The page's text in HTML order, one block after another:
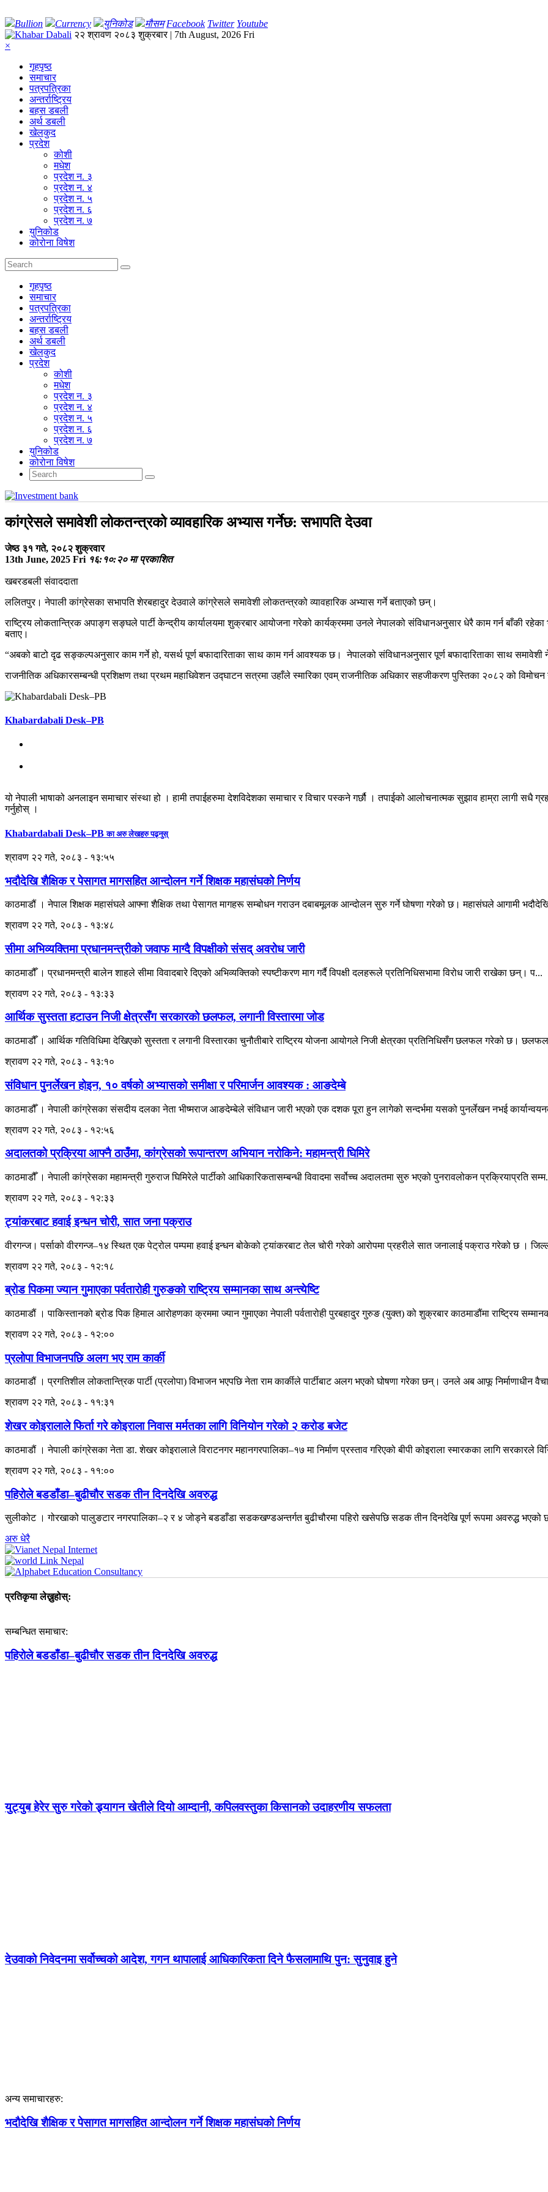
Bullion Currency युनिकोड मौसम Facebook Twitter Youtube
२२ श्रावण २०८३ शुक्रबार | 7th August, 2026 Fri
×
गृहपृष्‍ठ
समाचार
पत्रपत्रिका
अन्तर्राष्ट्रिय
बहस डबली
अर्थ डबली
खेलकुद
प्रदेश
कोशी
मधेश
प्रदेश न. ३
प्रदेश न. ४
प्रदेश न. ५
प्रदेश न. ६
प्रदेश न. ७
युनिकोड
कोरोना विषेश
गृहपृष्‍ठ
समाचार
पत्रपत्रिका
अन्तर्राष्ट्रिय
बहस डबली
अर्थ डबली
खेलकुद
प्रदेश
कोशी
मधेश
प्रदेश न. ३
प्रदेश न. ४
प्रदेश न. ५
प्रदेश न. ६
प्रदेश न. ७
युनिकोड
कोरोना विषेश
कांग्रेसले समावेशी लोकतन्त्रको व्यावहारिक अभ्यास गर्नेछ: सभापति देउवा
जेष्ठ ३१ गते, २०८२ शुक्रवार
13th June, 2025 Fri १६:१०:२० मा प्रकाशित
खबरडबली संवाददाता
ललितपुर। नेपाली कांग्रेसका सभापति शेरबहादुर देउवाले कांग्रेसले समावेशी लोकतन्त्रको व्यावहारिक अभ्यास गर्ने बताएको छन्।
राष्ट्रिय लोकतान्त्रिक अपाङ्ग सङ्घले पार्टी केन्द्रीय कार्यालयमा शुक्रबार आयोजना गरेको कार्यक्रममा उनले नेपालको संविधानअनुसार धेरै काम गर्न बाँकी
बताए।
“अबको बाटो दृढ सङ्कल्पअनुसार काम गर्ने हो, यसर्थ पूर्ण बफादारिताका साथ काम गर्न आवश्यक छ। नेपालको संविधानअनुसार पूर्ण बफादारिताका साथ समावेशी
राजनीतिक अधिकारसम्बन्धी प्रशिक्षण तथा प्रथम महाधिवेशन उद्घाटन सत्रमा उहाँले स्मारिका एवम् राजनीतिक अधिकार सहजीकरण पुस्तिका २०८२ को विमोचन
Khabardabali Desk–PB
यो नेपाली भाषाको अनलाइन समाचार संस्था हो । हामी तपाईहरुमा देशविदेशका समाचार र विचार पस्कने गर्छौ । तपाईको आलोचनात्मक सुझाव हाम्रा लागी सधै
गर्नुहोस् ।
Khabardabali Desk–PBका अरु लेखहरु पढ्नुस्
श्रावण २२ गते, २०८३ - १३:५५
भदौदेखि शैक्षिक र पेसागत मागसहित आन्दोलन गर्ने शिक्षक महासंघको निर्णय
काठमाडौं । नेपाल शिक्षक महासंघले आफ्ना शैक्षिक तथा पेसागत मागहरू सम्बोधन गराउन दबाबमूलक आन्दोलन सुरु गर्ने घोषणा गरेको छ। महासंघले आगामी
श्रावण २२ गते, २०८३ - १३:४८
सीमा अभिव्यक्तिमा प्रधानमन्त्रीको जवाफ माग्दै विपक्षीको संसद् अवरोध जारी
काठमाडौँ । प्रधानमन्त्री बालेन शाहले सीमा विवादबारे दिएको अभिव्यक्तिको स्पष्टीकरण माग गर्दै विपक्षी दलहरूले प्रतिनिधिसभामा विरोध जारी राखेका छन्। प...
श्रावण २२ गते, २०८३ - १३:३३
आर्थिक सुस्तता हटाउन निजी क्षेत्रसँग सरकारको छलफल, लगानी विस्तारमा जोड
काठमाडौँ । आर्थिक गतिविधिमा देखिएको सुस्तता र लगानी विस्तारका चुनौतीबारे राष्ट्रिय योजना आयोगले निजी क्षेत्रका प्रतिनिधिसँग छलफल गरेको छ।
श्रावण २२ गते, २०८३ - १३:१०
संविधान पुनर्लेखन होइन, १० वर्षको अभ्यासको समीक्षा र परिमार्जन आवश्यक : आङदेम्बे
काठमाडौँ । नेपाली कांग्रेसका संसदीय दलका नेता भीष्मराज आङदेम्बेले संविधान जारी भएको एक दशक पूरा हुन लागेको सन्दर्भमा यसको पुनर्लेखन नभई
श्रावण २२ गते, २०८३ - १२:५६
अदालतको प्रक्रिया आफ्नै ठाउँमा, कांग्रेसको रूपान्तरण अभियान नरोकिने: महामन्त्री घिमिरे
काठमाडौँ । नेपाली कांग्रेसका महामन्त्री गुरुराज घिमिरेले पार्टीको आधिकारिकतासम्बन्धी विवादमा सर्वोच्च अदालतमा सुरु भएको पुनरावलोकन प्रक्रियाप्रति
श्रावण २२ गते, २०८३ - १२:३३
ट्यांकरबाट हवाई इन्धन चोरी, सात जना पक्राउ
वीरगन्ज। पर्साको वीरगन्ज–१४ स्थित एक पेट्रोल पम्पमा हवाई इन्धन बोकेको ट्यांकरबाट तेल चोरी गरेको आरोपमा प्रहरीले सात जनालाई पक्राउ गरेको छ ।
श्रावण २२ गते, २०८३ - १२:१८
ब्रोड पिकमा ज्यान गुमाएका पर्वतारोही गुरुङको राष्ट्रिय सम्मानका साथ अन्त्येष्टि
काठमाडौं । पाकिस्तानको ब्रोड पिक हिमाल आरोहणका क्रममा ज्यान गुमाएका नेपाली पर्वतारोही पुरबहादुर गुरुङ (युक्त) को शुक्रबार काठमाडौंमा राष्ट्रिय
श्रावण २२ गते, २०८३ - १२:००
प्रलोपा विभाजनपछि अलग भए राम कार्की
काठमाडौं । प्रगतिशील लोकतान्त्रिक पार्टी (प्रलोपा) विभाजन भएपछि नेता राम कार्कीले पार्टीबाट अलग भएको घोषणा गरेका छन्। उनले अब आफू निर्माणाधीन
श्रावण २२ गते, २०८३ - ११:३१
शेखर कोइरालाले फिर्ता गरे कोइराला निवास मर्मतका लागि विनियोन गरेको २ करोड बजेट
काठमाडौं । नेपाली कांग्रेसका नेता डा. शेखर कोइरालाले विराटनगर महानगरपालिका–१७ मा निर्माण प्रस्ताव गरिएको बीपी कोइराला स्मारकका लागि सरकारले
श्रावण २२ गते, २०८३ - ११:००
पहिरोले बडडाँडा–बुढीचौर सडक तीन दिनदेखि अवरुद्ध
सुलीकोट । गोरखाको पालुङटार नगरपालिका–२ र ४ जोड्ने बडडाँडा सडकखण्डअन्तर्गत बुढीचौरमा पहिरो खसेपछि सडक तीन दिनदेखि पूर्ण रूपमा अवरुद्ध भएको
अरु धेरै
प्रतिकृया लेख्नुहोस्:
सम्बन्धित समाचार:
पहिरोले बडडाँडा–बुढीचौर सडक तीन दिनदेखि अवरुद्ध
युट्युब हेरेर सुरु गरेको ड्र्यागन खेतीले दियो आम्दानी, कपिलवस्तुका किसानको उदाहरणीय सफलता
देउवाको निवेदनमा सर्वोच्चको आदेश, गगन थापालाई आधिकारिकता दिने फैसलामाथि पुन: सुनुवाइ हुने
अन्य समाचारहरु:
भदौदेखि शैक्षिक र पेसागत मागसहित आन्दोलन गर्ने शिक्षक महासंघको निर्णय